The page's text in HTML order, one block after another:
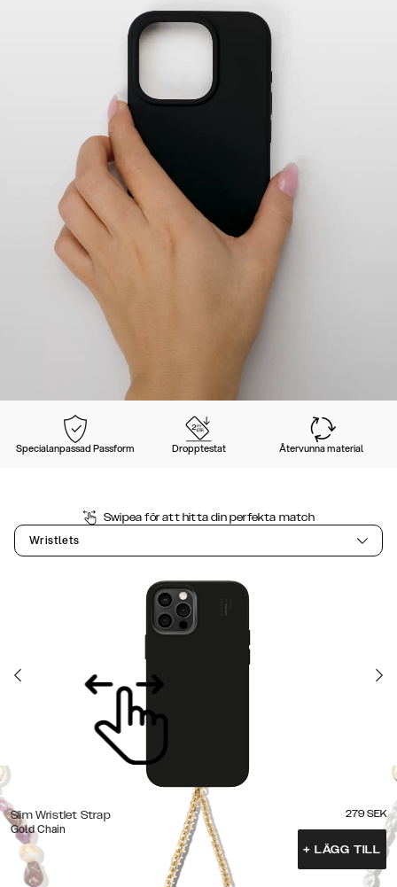
Specialanpassad Passform Dropptestat Återvunna material
Swipea för att hitta din perfekta match
Wristlets
Slim Wristlet Strap
Gold Chain
279 SEK
+ LÄGG TILL